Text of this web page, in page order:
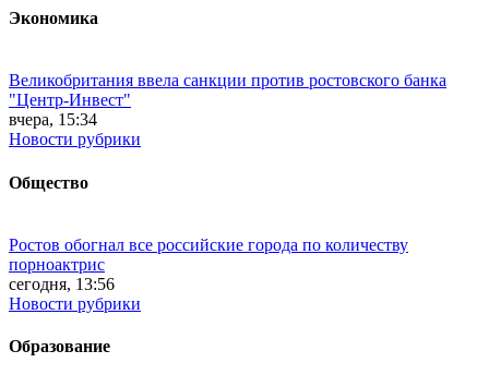
Экономика
Великобритания ввела санкции против ростовского банка
"Центр-Инвест"
вчера, 15:34
Новости рубрики
Общество
Ростов обогнал все российские города по количеству
порноактрис
сегодня, 13:56
Новости рубрики
Образование